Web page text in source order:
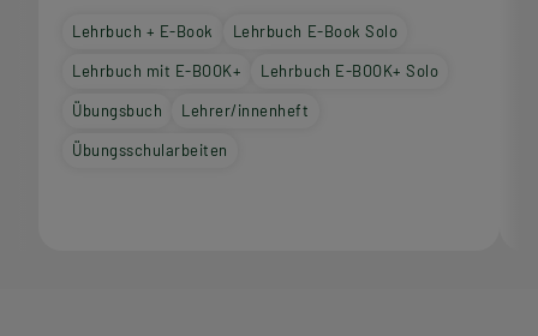
Lehrbuch + E-Book Lehrbuch E-Book Solo
Lehrbuch mit E-BOOK+ Lehrbuch E-BOOK+ Solo
Übungsbuch Lehrer/innenheft
Übungsschularbeiten